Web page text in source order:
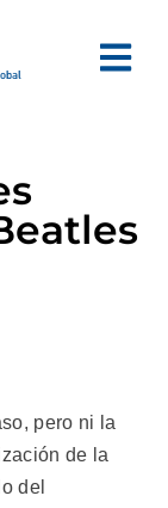
pero ni la
de la
del